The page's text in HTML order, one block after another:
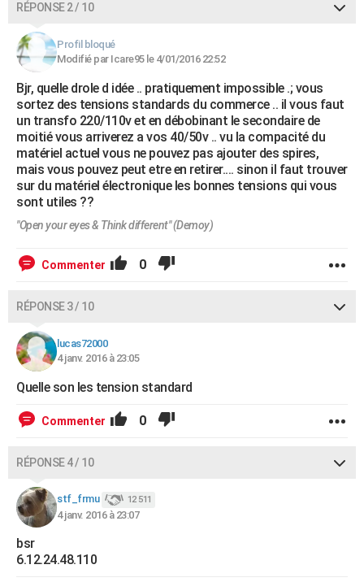
RÉPONSE 2 / 10
Profil bloqué
Modifié par Icare95 le 4/01/2016 22:52
Bjr, quelle drole d idée .. pratiquement impossible .; vous
sortez des tensions standards du commerce .. il vous faut
un transfo 220/110v et en débobinant le secondaire de
moitié vous arriverez a vos 40/50v .. vu la compacité du
matériel actuel vous ne pouvez pas ajouter des spires,
mais vous pouvez peut etre en retirer.... sinon il faut trouver
sur du matériel électronique les bonnes tensions qui vous
sont utiles ??
"Open your eyes & Think different" (Demoy)
Commenter 0
RÉPONSE 3 / 10
lucas72000
4 janv. 2016 à 23:05
Quelle son les tension standard
Commenter 0
RÉPONSE 4 / 10
stf_frmu 12 511
4 janv. 2016 à 23:07
bsr
6.12.24.48.110